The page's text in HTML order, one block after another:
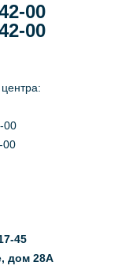
00
00
00
00
45
дом 28А